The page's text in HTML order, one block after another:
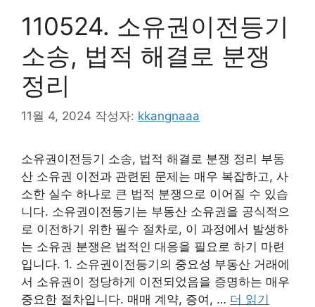
110524. 소유권이전등기
소송, 법적 해결로 분쟁
정리
11월 4, 2024 작성자: kkangnaaa
소유권이전등기 소송, 법적 해결로 분쟁 정리 부동
산 소유권 이전과 관련된 문제는 매우 복잡하고, 사
소한 실수 하나로 큰 법적 분쟁으로 이어질 수 있습
니다. 소유권이전등기는 부동산 소유권을 공식적으
로 이전하기 위한 필수 절차로, 이 과정에서 발생하
는 소유권 분쟁은 법적인 대응을 필요로 하기 마련
입니다. 1. 소유권이전등기의 중요성 부동산 거래에
서 소유권이 정당하게 이전되었음을 증명하는 매우
중요한 절차입니다. 매매 계약, 증여, … 더 읽기